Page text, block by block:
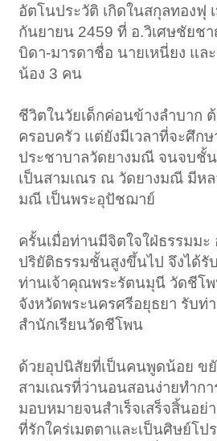
อัตโนประวัติ เกิดในสกุลทองฟุ
กันยายน 2459 ที่ อ.วิเศษชัยช
บิดา-มารดาชื่อ นายเหนี่ยง แล
น้อง 3 คน
ชีวิตในวัยเด็กค่อนข้างลำบาก
ครอบครัว แต่ยังมีเวลาที่จะศึกษ
ประชาบาลวัดยางมณี จนจบชั้
เป็นสามเณร ณ วัดยางมณี มีหล
มณี เป็นพระอุปัชฌาย์
ครั้นเมื่อท่านมีจิตใจใฝ่ธรรมมะ
ปริยัติธรรมชั้นสูงขึ้นไป จึงได้รั
ท่านเจ้าคุณพระรัตนมุนี วัดชีโ
จังหวัดพระนครศรีอยุธยา รับท่
สำนักเรียนวัดชีโพน
ด้วยอุปนิสัยที่เป็นคนพูดน้อย ข
สามเณรที่ว่านอนสอนง่ายทำก
มอบหมายจนสำเร็จเสร็จสิ้นอย่า
ที่รักใคร่เมตตาและเป็นศิษย์โ